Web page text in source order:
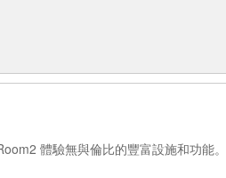
體驗無與倫比的豐富設施和功能